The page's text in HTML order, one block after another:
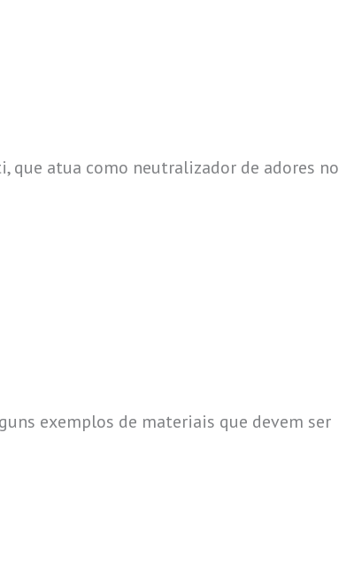
que atua como neutralizador de adores no
exemplos de materiais que devem ser